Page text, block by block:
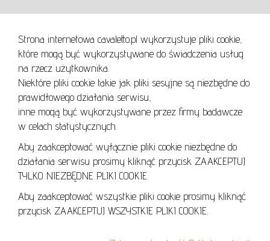
Strona internetowa cavaletto.pl wykorzystuje pliki cookie,
które mogą być wykorzystywane do świadczenia usług
na rzecz użytkownika.
Niektóre pliki cookie takie jak pliki sesyjne są niezbędne do
prawidłowego działania serwisu,
inne mogą być wykorzystywane przez firmy badawcze
w celach statystycznych.
Aby zaakceptować wyłącznie pliki cookie niezbędne do
działania serwisu prosimy kliknąć przycisk ZAAKCEPTUJ
TYLKO NIEZBĘDNE PLIKI COOKIE.
Aby zaakceptować wszystkie pliki cookie prosimy kliknąć
przycisk ZAAKCEPTUJ WSZYSTKIE PLIKI COOKIE.
REGULAMIN
REGULAMIN AUKCJI
POLITYKA PRYWATNOŚCI
POLITYKA COOKIES